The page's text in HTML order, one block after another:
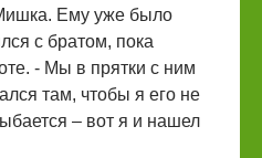
Ему уже было
с братом, пока
- Мы в прятки с ним
там, чтобы я его не
– вот я и нашел